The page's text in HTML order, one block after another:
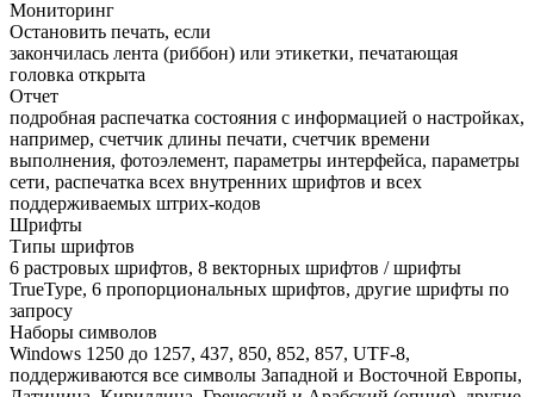
Мониторинг
Остановить печать, если
закончилась лента (риббон) или этикетки, печатающая
головка открыта
Отчет
подробная распечатка состояния с информацией о настройках,
например, счетчик длины печати, счетчик времени
выполнения, фотоэлемент, параметры интерфейса, параметры
сети, распечатка всех внутренних шрифтов и всех
поддерживаемых штрих-кодов
Шрифты
Типы шрифтов
6 растровых шрифтов, 8 векторных шрифтов / шрифты
TrueType, 6 пропорциональных шрифтов, другие шрифты по
запросу
Наборы символов
Windows 1250 до 1257, 437, 850, 852, 857, UTF-8,
поддерживаются все символы Западной и Восточной Европы,